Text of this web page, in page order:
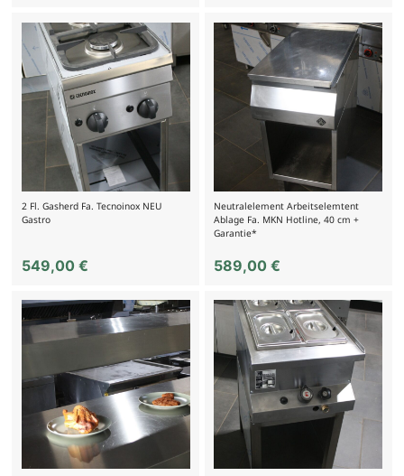
2 Fl. Gasherd Fa. Tecnoinox NEU
Gastro
549,00 €
Neutralelement Arbeitselemtent
Ablage Fa. MKN Hotline, 40 cm +
Garantie*
589,00€